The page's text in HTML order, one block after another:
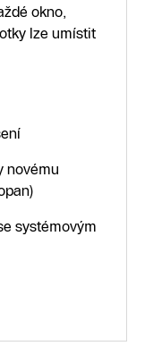
okno,
lze umístit
novému
systémovým